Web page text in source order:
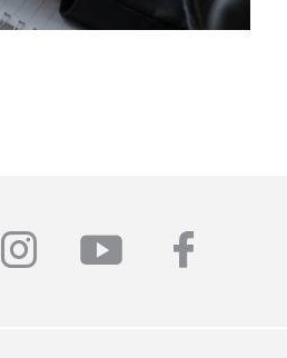
instagram
youtube